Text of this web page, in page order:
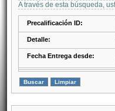
A través de esta búsqueda,
Precalificación ID:
Detalle:
Fecha Entrega desde: